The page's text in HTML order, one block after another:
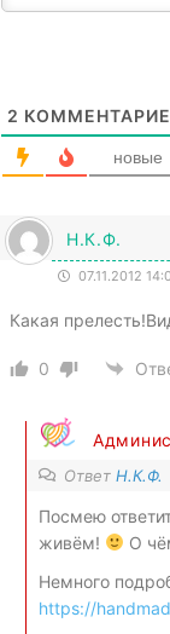
2
новые
Н.К.Ф.
07.11.2012
Какая
0
Ответ Н.К.Ф.
Посмею
живём!
О
Немного
https://